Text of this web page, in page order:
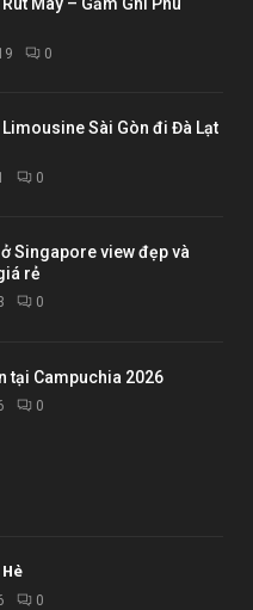
0
Sài Gòn đi Đà Lạt
0
Singapore view đẹp và
rẻ
0
tại Campuchia 2026
0
0